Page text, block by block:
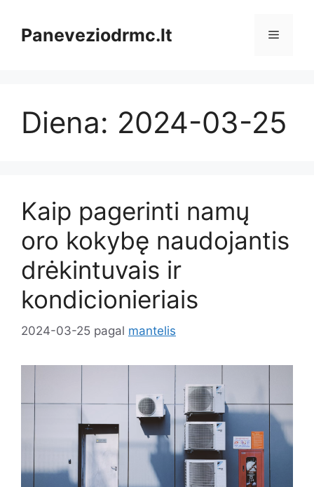
turinioPaneveziodrmc.lt Meniu
Diena: 2024-03-25
Kaip pagerinti namų
oro kokybę naudojantis
drėkintuvais ir
kondicionieriais
2024-03-25 pagal mantelis